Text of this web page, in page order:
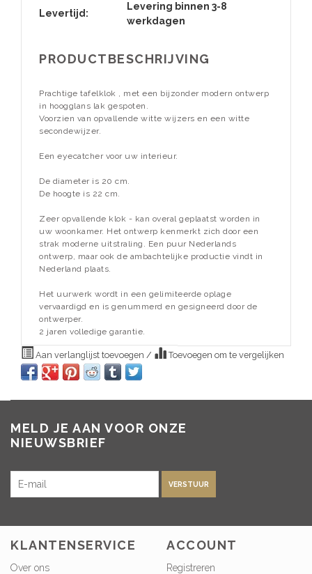
Levertijd:
Levering binnen 3-8
werkdagen
PRODUCTBESCHRIJVING
Prachtige tafelklok , met een bijzonder modern ontwerp
in hoogglans lak gespoten.
Voorzien van opvallende witte wijzers en een witte
secondewijzer.
Een eyecatcher voor uw interieur.
De diameter is 20 cm.
De hoogte is 22 cm.
Zeer opvallende klok - kan overal geplaatst worden in
uw woonkamer. Het ontwerp kenmerkt zich door een
strak moderne uitstraling. Een puur Nederlands
ontwerp, maar ook de ambachtelijke productie vindt in
Nederland plaats.
Het uurwerk wordt in een gelimiteerde oplage
vervaardigd en is genummerd en gesigneerd door de
ontwerper.
2 jaren volledige garantie.
Aan verlanglijst toevoegen / Toevoegen om te vergelijken
MELD JE AAN VOOR ONZE
NIEUWSBRIEF
VERSTUUR
KLANTENSERVICE
Over ons
ACCOUNT
Registreren